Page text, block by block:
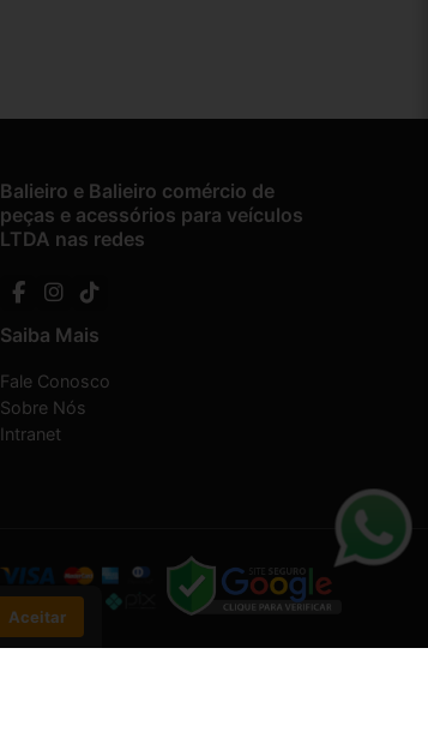
Balieiro e Balieiro comércio de
peças e acessórios para veículos
LTDA nas redes
Saiba Mais
Fale Conosco
Sobre Nós
Intranet
Aceitar